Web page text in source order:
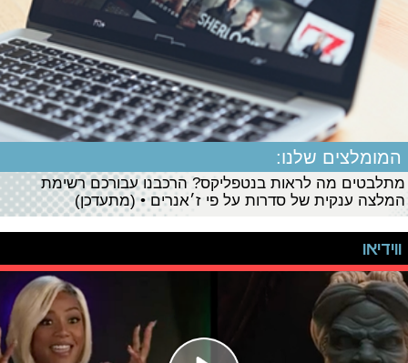
המומלצים שלנו:
מתלבטים מה לראות בנטפליקס? הרכבנו עבורכם רשימת
המלצה ענקית של סדרות על פי ז׳אנרים • (מתעדכן)
ווידיאו